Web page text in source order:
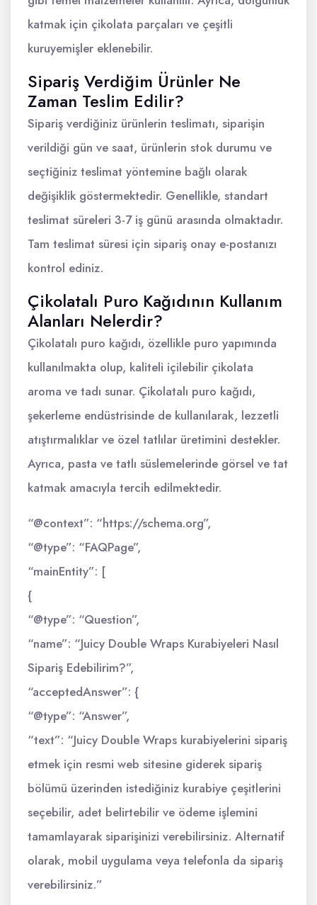
katmak için çikolata parçaları ve çeşitli
kuruyemişler eklenebilir.
Sipariş Verdiğim Ürünler Ne
Zaman Teslim Edilir?
Sipariş verdiğiniz ürünlerin teslimatı, siparişin
verildiği gün ve saat, ürünlerin stok durumu ve
seçtiğiniz teslimat yöntemine bağlı olarak
değişiklik göstermektedir. Genellikle, standart
teslimat süreleri 3-7 iş günü arasında olmaktadır.
Tam teslimat süresi için sipariş onay e-postanızı
kontrol ediniz.
Çikolatalı Puro Kağıdının Kullanım
Alanları Nelerdir?
Çikolatalı puro kağıdı, özellikle puro yapımında
kullanılmakta olup, kaliteli içilebilir çikolata
aroma ve tadı sunar. Çikolatalı puro kağıdı,
şekerleme endüstrisinde de kullanılarak, lezzetli
atıştırmalıklar ve özel tatlılar üretimini destekler.
Ayrıca, pasta ve tatlı süslemelerinde görsel ve tat
katmak amacıyla tercih edilmektedir.
“@context”: “https://schema.org”,
“@type”: “FAQPage”,
“mainEntity”: [
{
“@type”: “Question”,
“name”: “Juicy Double Wraps Kurabiyeleri Nasıl
Sipariş Edebilirim?”,
“acceptedAnswer”: {
“@type”: “Answer”,
“text”: “Juicy Double Wraps kurabiyelerini sipariş
etmek için resmi web sitesine giderek sipariş
bölümü üzerinden istediğiniz kurabiye çeşitlerini
seçebilir, adet belirtebilir ve ödeme işlemini
tamamlayarak siparişinizi verebilirsiniz. Alternatif
olarak, mobil uygulama veya telefonla da sipariş
verebilirsiniz.”